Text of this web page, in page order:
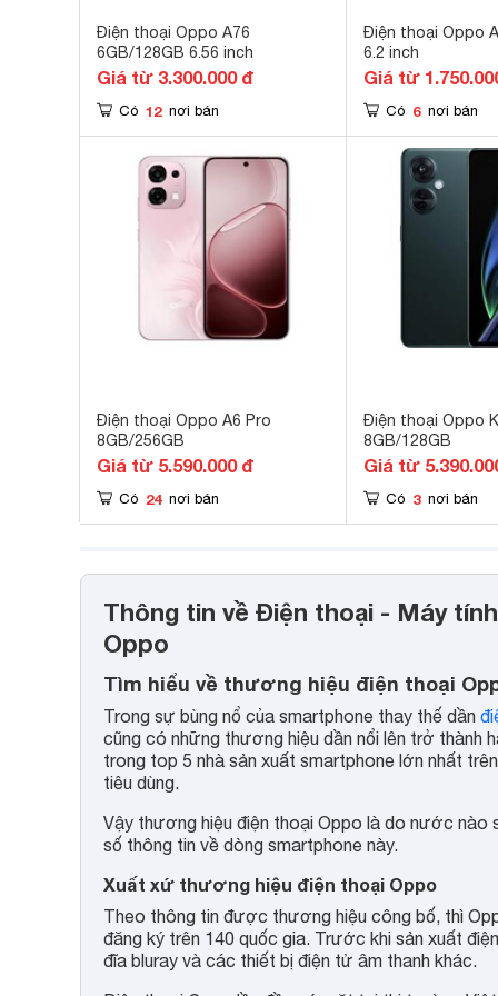
Điện thoại Oppo A76
6GB/128GB 6.56 inch
Giá từ 3.300.000 đ
Có 12 nơi bán
Điện thoại Oppo
6.2 inch
Giá từ
Có 6 nơi bán
Điện thoại Oppo A6 Pro
8GB/256GB
Giá từ 5.590.000 đ
Có 24 nơi bán
Điện thoại Oppo
8GB/128GB
Giá từ
Có 3 nơi bán
Thông tin về Điện thoại - Máy
Oppo
Tìm hiểu về thương hiệu điện thoại
Trong sự bùng nổ của smartphone thay thế dần
cũng có những thương hiệu dần nổi lên trở
trong top 5 nhà sản xuất smartphone lớn nhất
tiêu dùng.
Vậy thương hiệu điện thoại Oppo là do nước
số thông tin về dòng smartphone này.
Xuất xứ thương hiệu điện thoại Oppo
Theo thông tin được thương hiệu công bố, thì
đăng ký trên 140 quốc gia. Trước khi sản xuất
đĩa bluray và các thiết bị điện tử âm thanh khác.